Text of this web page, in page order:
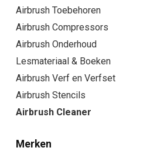
Airbrush Toebehoren
Airbrush Compressors
Airbrush Onderhoud
Lesmateriaal & Boeken
Airbrush Verf en Verfset
Airbrush Stencils
Airbrush Cleaner
Merken